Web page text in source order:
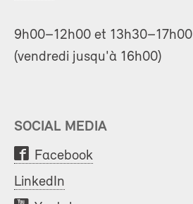
9h00–12h00 et 13h30–17h00
(vendredi jusqu'à 16h00)
SOCIAL MEDIA
Facebook
LinkedIn